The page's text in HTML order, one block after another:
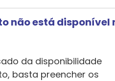
não está disponível
da disponibilidade
basta preencher os